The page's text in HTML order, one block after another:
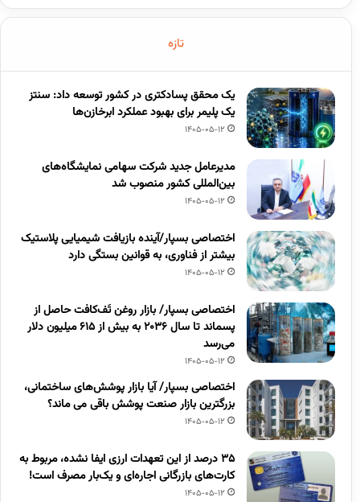
تازه
یک محقق پسادکتری در کشور توسعه داد: سنتز
یک پلیمر برای بهبود عملکرد ابرخازن‌ها
1405-05-12
مدیرعامل جدید شرکت سهامی نمایشگاه‌های
بین‌المللی کشور منصوب شد
1405-05-12
اختصاصی بسپار/آینده بازیافت شیمیایی پلاستیک
بیشتر از فناوری، به قوانین بستگی دارد
1405-05-12
اختصاصی بسپار/ بازار روغن تَف‌کافت حاصل از
پسماند تا سال ۲۰۳۶ به بیش از ۶۱۵ میلیون دلار
می‌رسد
1405-05-12
اختصاصی بسپار/ آیا بازار پوشش‌های ساختمانی،
بزرگترین بازار صنعت پوشش باقی می ماند؟
1405-05-12
۳۵ درصد از این تعهدات ارزی ایفا نشده، مربوط به
کارت‌های بازرگانی اجاره‌ای و یک‌بار مصرف است!
1405-05-12